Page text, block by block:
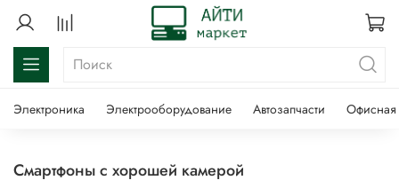
Электроника Электрооборудование Автозапчасти Офисная
смартфоны с хорошей камерой